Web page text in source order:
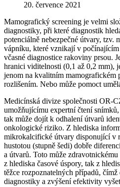
20. července 2021
Mamografický screening je velmi
diagnostiky, při které diagnostik
potenciálně nebezpečné útvary,
vápníku, které vznikají v
včasné diagnostice rakoviny prsou.
hranici viditelnosti (0,1 až 0,2 mm),
jenom na kvalitním
rozlišením. Nebo může pomoct
Medicínská divize společnosti OR-
umožňujícímu expertní čtení
tak může dojít k odhalení útvarů
onkologické riziko. Z hlediska
mikrokalcifické útvary disponující v
hustotou (stupně šedi) dobře
a útvarů. Toto může
z hlediska časové úspory, tak z
těžce rozpoznatelných případů,
diagnostiky a zvýšení efektivity